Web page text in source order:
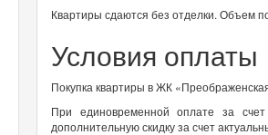
Квартиры сдаются без отделки. Объем
Условия оплаты
Покупка квартиры в ЖК
При единовременной оплате за
дополнительную скидку за счет